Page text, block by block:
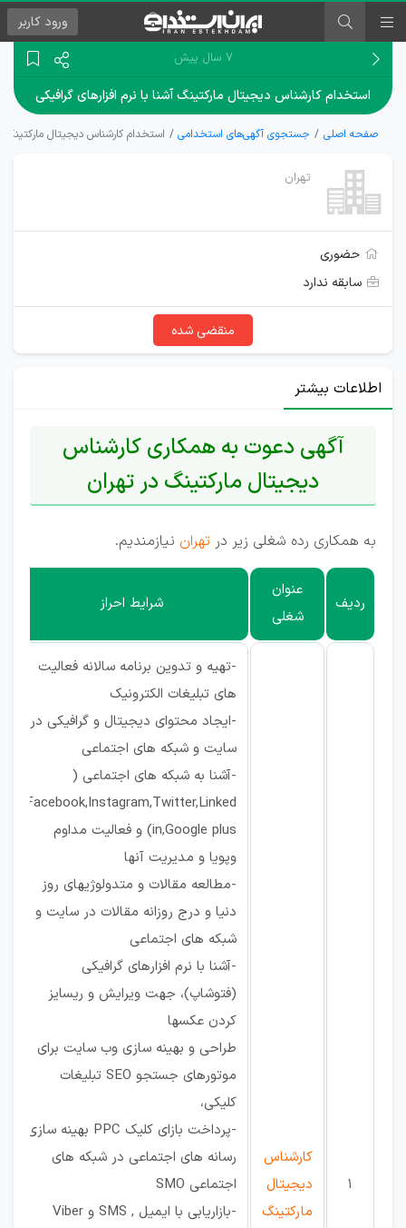
ورود کاربر
۷ سال پیش
استخدام کارشناس دیجیتال مارکتینگ آشنا با نرم افزارهای گرافیکی
صفحه اصلی جستجوی آگهی‌های استخدامی استخدام کارشناس دیجیتال مارکتینگ
تهران
حضوری
سابقه ندارد
منقضی شده
اطلاعات بیشتر
آگهی دعوت به همکاری کارشناس
دیجیتال مارکتینگ در تهران
به همکاری رده شغلی زیر در تهران نیازمندیم.
ردیف
عنوان
شغلی
شرایط احراز
1
کارشناس
دیجیتال
مارکتینگ
-تهیه و تدوین برنامه سالانه فعالیت
های تبلیغات الکترونیک
-ایجاد محتوای دیجیتال و گرافیکی در
سایت و شبکه های اجتماعی
-آشنا به شبکه های اجتماعی (
Facebook,Instagram,Twitter,Linked
in,Google plus) و فعالیت مداوم
وپویا و مدیریت آنها
-مطالعه مقالات و متدولوژیهای روز
دنیا و درج روزانه مقالات در سایت و
شبکه های اجتماعی
-آشنا با نرم افزارهای گرافیکی
(فتوشاپ)، جهت ویرایش و ریسایز
کردن عکسها
طراحی و بهینه سازی وب سایت برای
موتورهای جستجو SEO تبلیغات
کلیکی،
-پرداخت بازای کلیک PPC بهینه سازی
رسانه های اجتماعی در شبکه های
اجتماعی SMO
-بازاریابی با ایمیل , SMS و Viber